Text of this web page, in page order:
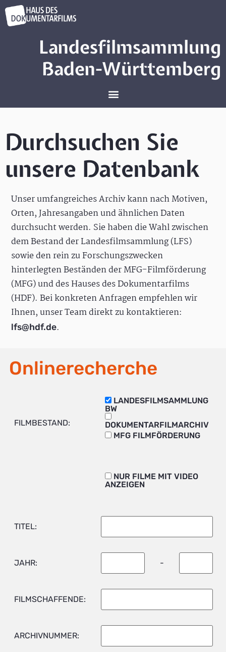
Landesfilmsammlung
Baden-Württemberg
Durchsuchen Sie
unsere Datenbank
Unser umfangreiches Archiv kann nach Motiven,
Orten, Jahresangaben und ähnlichen Daten
durchsucht werden. Sie haben die Wahl zwischen
dem Bestand der Landesfilmsammlung (LFS)
sowie den rein zu Forschungszwecken
hinterlegten Beständen der MFG-Filmförderung
(MFG) und des Hauses des Dokumentarfilms
(HDF). Bei konkreten Anfragen empfehlen wir
Ihnen, unser Team direkt zu kontaktieren:
lfs@hdf.de.
Onlinerecherche
FILMBESTAND:
LANDESFILMSAMMLUNG
BW
DOKUMENTARFILMARCHIV
MFG FILMFÖRDERUNG
NUR FILME MIT VIDEO
ANZEIGEN
TITEL:
JAHR: -
FILMSCHAFFENDE:
ARCHIVNUMMER: